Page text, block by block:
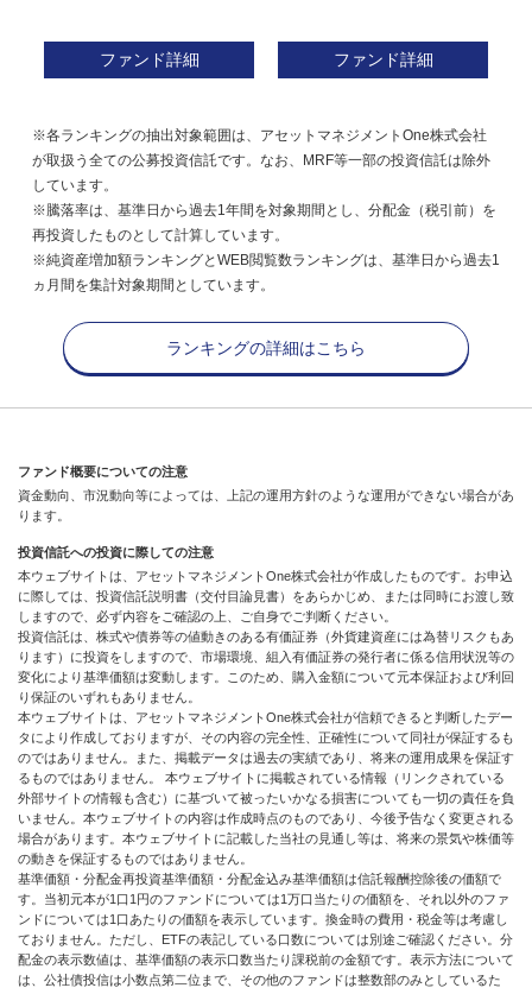
ファンド詳細 ファンド詳細
※各ランキングの抽出対象範囲は、アセットマネジメントOne株式会社
が取扱う全ての公募投資信託です。なお、MRF等一部の投資信託は除外
しています。
※騰落率は、基準日から過去1年間を対象期間とし、分配金（税引前）を
再投資したものとして計算しています。
※純資産増加額ランキングとWEB閲覧数ランキングは、基準日から過去1
ヵ月間を集計対象期間としています。
ランキングの詳細はこちら
ファンド概要についての注意
資金動向、市況動向等によっては、上記の運用方針のような運用ができない場合があ
ります。
投資信託への投資に際しての注意
本ウェブサイトは、アセットマネジメントOne株式会社が作成したものです。お申込
に際しては、投資信託説明書（交付目論見書）をあらかじめ、または同時にお渡し致
しますので、必ず内容をご確認の上、ご自身でご判断ください。
投資信託は、株式や債券等の値動きのある有価証券（外貨建資産には為替リスクもあ
ります）に投資をしますので、市場環境、組入有価証券の発行者に係る信用状況等の
変化により基準価額は変動します。このため、購入金額について元本保証および利回
り保証のいずれもありません。
本ウェブサイトは、アセットマネジメントOne株式会社が信頼できると判断したデー
タにより作成しておりますが、その内容の完全性、正確性について同社が保証するも
のではありません。また、掲載データは過去の実績であり、将来の運用成果を保証す
るものではありません。 本ウェブサイトに掲載されている情報（リンクされている
外部サイトの情報も含む）に基づいて被ったいかなる損害についても一切の責任を負
いません。本ウェブサイトの内容は作成時点のものであり、今後予告なく変更される
場合があります。本ウェブサイトに記載した当社の見通し等は、将来の景気や株価等
の動きを保証するものではありません。
基準価額・分配金再投資基準価額・分配金込み基準価額は信託報酬控除後の価額で
す。当初元本が1口1円のファンドについては1万口当たりの価額を、それ以外のファ
ンドについては1口あたりの価額を表示しています。換金時の費用・税金等は考慮し
ておりません。ただし、ETFの表記している口数については別途ご確認ください。分
配金の表示数値は、基準価額の表示口数当たり課税前の金額です。表示方法について
は、公社債投信は小数点第二位まで、その他のファンドは整数部のみとしているた